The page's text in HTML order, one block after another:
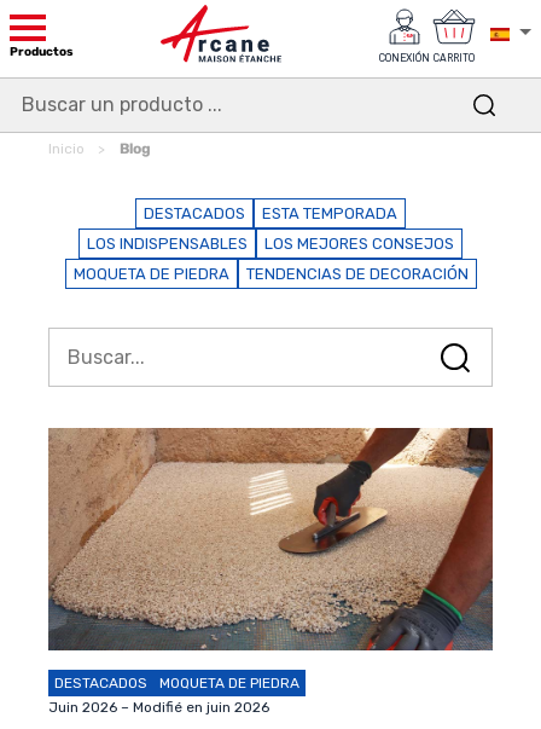
Productos CONEXIÓN CARRITO
Inicio Blog
DESTACADOS
ESTA TEMPORADA
LOS INDISPENSABLES
LOS MEJORES CONSEJOS
MOQUETA DE PIEDRA
TENDENCIAS DE DECORACIÓN
DESTACADOS
MOQUETA DE PIEDRA
Juin 2026 – Modifié en juin 2026